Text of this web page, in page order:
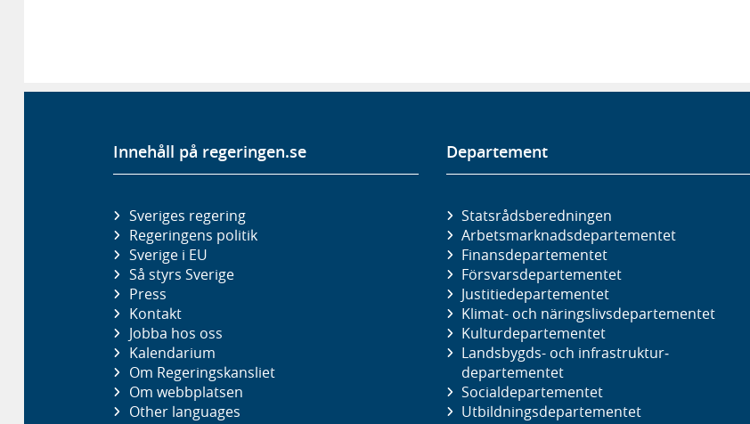
Innehåll på regeringen.se
Sveriges regering
Regeringens politik
Sverige i EU
Så styrs Sverige
Press
Kontakt
Jobba hos oss
Kalendarium
Om Regeringskansliet
Om webbplatsen
Other languages
Departement
Statsrådsberedningen
Arbetsmarknads­departementet
Finans­departementet
Försvars­departementet
Justitie­departementet
Klimat- och näringslivs­departementet
Kultur­departementet
Landsbygds- och infrastruktur­
departementet
Social­departementet
Utbildnings­departementet